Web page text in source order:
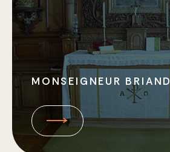
MONSEIGNEUR BRIAND